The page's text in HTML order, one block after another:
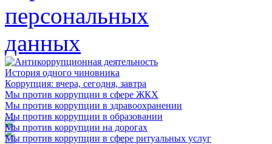
История одного чиновника
Коррупция: вчера, сегодня, завтра
Мы против коррупции в сфере ЖКХ
Мы против коррупции в здравоохранении
Мы против коррупции в образовании
Мы против коррупции на дорогах
Мы против коррупции в сфере ритуальных услуг